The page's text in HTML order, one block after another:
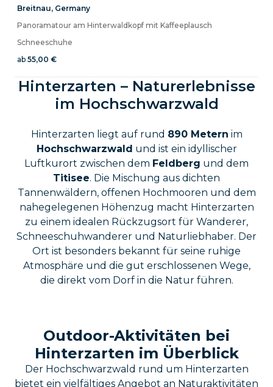
Breitnau, Germany
Panoramatour am Hinterwaldkopf mit Kaffeeplausch
Schneeschuhe
ab 55,00 €
Hinterzarten – Naturerlebnisse
im Hochschwarzwald
Hinterzarten liegt auf rund 890 Metern im
Hochschwarzwald und ist ein idyllischer
Luftkurort zwischen dem Feldberg und dem
Titisee. Die Mischung aus dichten
Tannenwäldern, offenen Hochmooren und dem
nahegelegenen Höhenzug macht Hinterzarten
zu einem idealen Rückzugsort für Wanderer,
Schneeschuhwanderer und Naturliebhaber. Der
Ort ist besonders bekannt für seine ruhige
Atmosphäre und die gut erschlossenen Wege,
die direkt vom Dorf in die Natur führen.
Outdoor-Aktivitäten bei
Hinterzarten im Überblick
Der Hochschwarzwald rund um Hinterzarten
bietet ein vielfältiges Angebot an Naturaktivitäten